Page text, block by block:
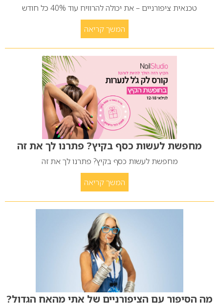
טכנאית ציפורניים – את יכולה להרוויח עוד 40% כל חודש
המשך קריאה
מחפשת לעשות כסף בקיץ? פתרנו לך את זה
מחפשת לעשות כסף בקיץ? פתרנו לך את זה
המשך קריאה
מה הסיפור עם הציפורניים של אתי מהאח הגדול?